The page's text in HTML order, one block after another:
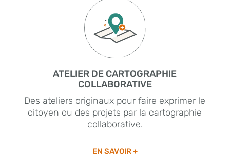
ATELIER DE CARTOGRAPHIE
COLLABORATIVE
Des ateliers originaux pour faire exprimer le
citoyen ou des projets par la cartographie
collaborative.
EN SAVOIR +